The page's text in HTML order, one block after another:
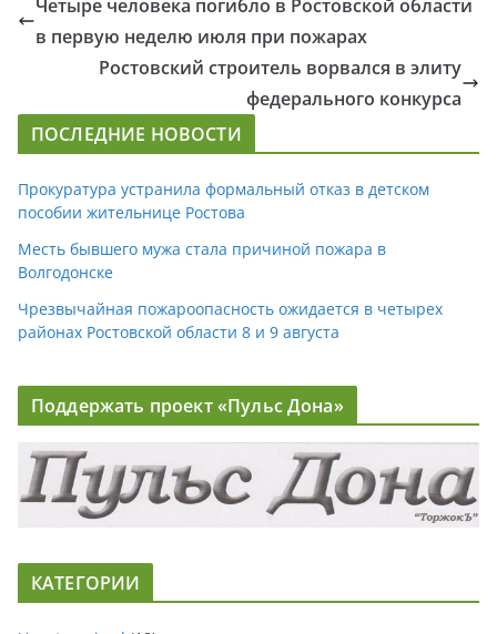
Четыре человека погибло в Ростовской области
в первую неделю июля при пожарах
Ростовский строитель ворвался в элиту
федерального конкурса
ПОСЛЕДНИЕ НОВОСТИ
Прокуратура устранила формальный отказ в детском
пособии жительнице Ростова
Месть бывшего мужа стала причиной пожара в
Волгодонске
Чрезвычайная пожароопасность ожидается в четырех
районах Ростовской области 8 и 9 августа
Поддержать проект «Пульс Дона»
КАТЕГОРИИ